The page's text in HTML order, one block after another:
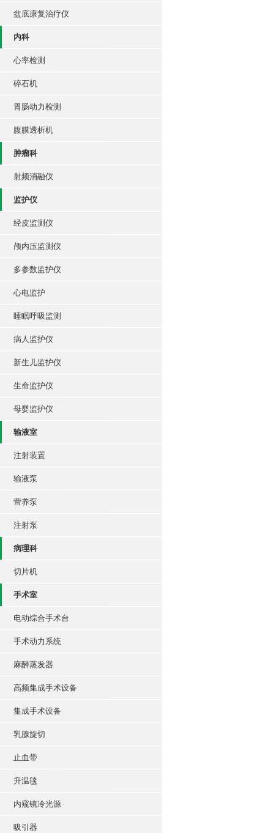
盆底康复治疗仪
内科
心率检测
碎石机
胃肠动力检测
腹膜透析机
肿瘤科
射频消融仪
监护仪
经皮监测仪
颅内压监测仪
多参数监护仪
心电监护
睡眠呼吸监测
病人监护仪
新生儿监护仪
生命监护仪
母婴监护仪
输液室
注射装置
输液泵
营养泵
注射泵
病理科
切片机
手术室
电动综合手术台
手术动力系统
麻醉蒸发器
高频集成手术设备
集成手术设备
乳腺旋切
止血带
升温毯
内窥镜冷光源
吸引器